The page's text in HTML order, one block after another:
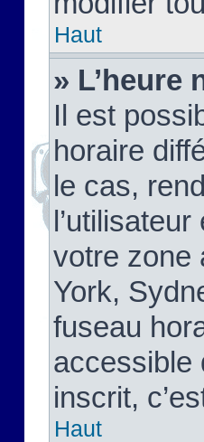
Haut
» L’heure
Il est
horaire
le cas,
votre zone
York,
fuseau
accessible
inscrit,
Haut